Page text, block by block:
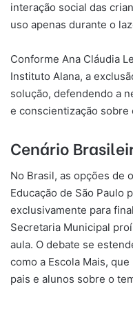
interação social das
uso apenas durante o
Conforme Ana Cláudia
Instituto Alana, a
solução, defendendo a
e conscientização sobre
Cenário
No Brasil, as opções de
Educação de São Paulo
exclusivamente para
Secretaria Municipal
aula. O debate se
como a Escola Mais,
pais e alunos sobre o